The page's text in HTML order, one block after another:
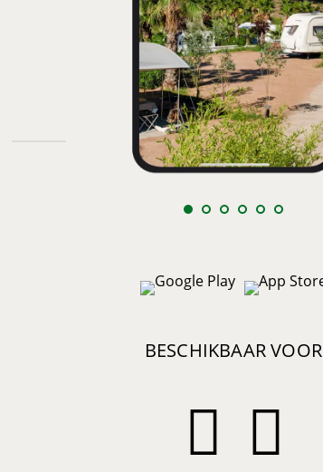
BESCHIKBAAR VOOR